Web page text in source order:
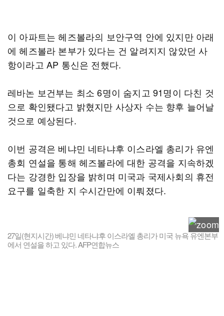
이 아파트는 헤즈볼라의 보안구역 안에 있지만 아래
에 헤즈볼라 본부가 있다는 건 알려지지 않았던 사
항이라고 AP 통신은 전했다.
레바논 보건부는 최소 6명이 숨지고 91명이 다친 것
으로 확인됐다고 밝혔지만 사상자 수는 향후 늘어날
것으로 예상된다.
이번 공격은 베냐민 네타냐후 이스라엘 총리가 유엔
총회 연설을 통해 헤즈볼라에 대한 공격을 지속하겠
다는 강경한 입장을 밝히며 미국과 국제사회의 휴전
요구를 일축한 지 수시간만에 이뤄졌다.
27일(현지시간) 베냐민 네타냐후 이스라엘 총리가 미국 뉴욕 유엔본부
에서 연설을 하고 있다. AFP연합뉴스